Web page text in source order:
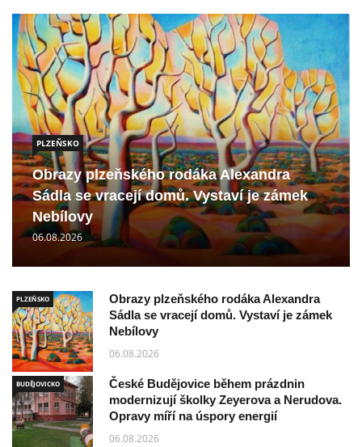
PLZEŇSKO
Obrazy plzeňského rodáka Alexandra
Sádla se vracejí domů. Vystaví je zámek
Nebílovy
06.08.2026
PLZEŇSKO
Obrazy plzeňského rodáka Alexandra
Sádla se vracejí domů. Vystaví je zámek
Nebílovy
06.08.2026
BUDĚJOVICKO
České Budějovice během prázdnin
modernizují školky Zeyerova a Nerudova.
Opravy míří na úspory energií
06.08.2026